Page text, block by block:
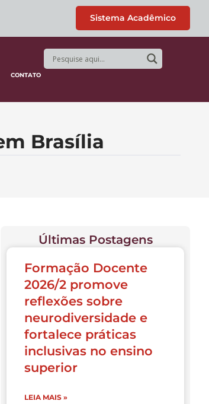
Sistema Acadêmico
CONTATO
Brasília
Últimas Postagens
Formação Docente
2026/2 promove
reflexões sobre
neurodiversidade e
fortalece práticas
inclusivas no ensino
superior
LEIA MAIS »